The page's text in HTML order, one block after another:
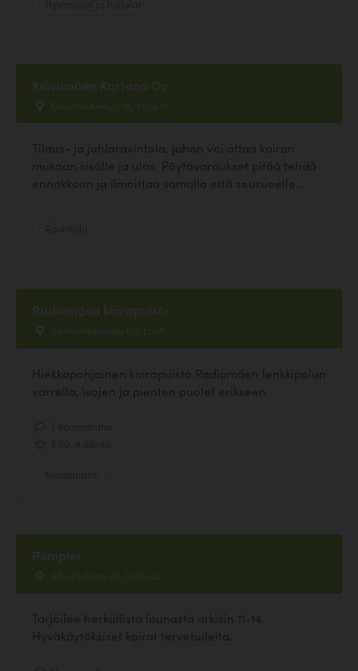
Koivumäen Kartano Oy
Koivumäenkuja 18, Kuopio
Tilaus- ja juhlaravintola, johon voi ottaa koiran
mukaan sisälle ja ulos. Pöytävaraukset pitää tehdä
ennakkoon ja ilmoittaa samalla että seurueelle...
Radiomäen koirapuisto
Radiomäenkatu 60, Lahti
Hiekkapohjainen koirapuisto Radiomäen lenkkipolun
varrella, isojen ja pienten puolet erikseen.
Pompier
Albertinkatu 29, Helsinki
Tarjoilee herkullista lounasta arkisin 11-14.
Hyväkäytöksiset koirat tervetulleita.